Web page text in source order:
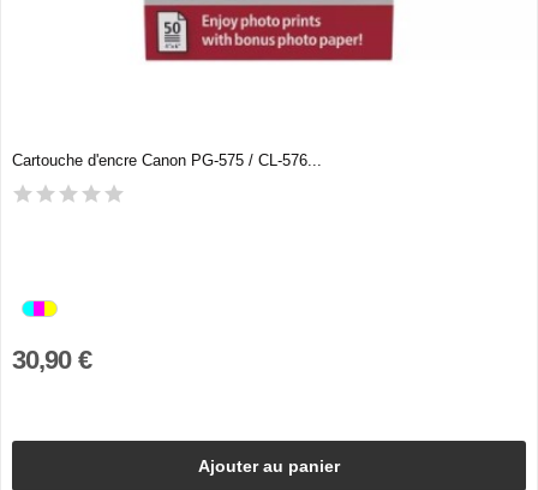
Cartouche d'encre Canon PG-575 / CL-576...
30,90 €
Ajouter au panier